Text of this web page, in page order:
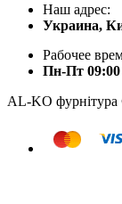
Наш адрес:
Украина,
Рабочее
Пн-Пт 09:00
AL-KO